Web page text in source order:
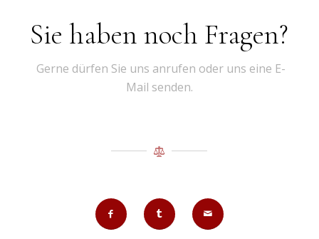
Sie haben noch Fragen?
Gerne dürfen Sie uns anrufen oder uns eine E-
Mail senden.